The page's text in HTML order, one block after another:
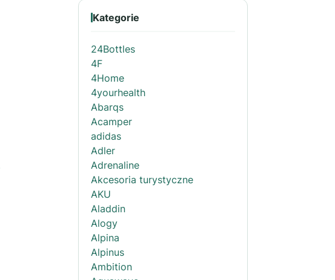
Kategorie
24Bottles
4F
4Home
4yourhealth
Abarqs
Acamper
adidas
Adler
Adrenaline
Akcesoria turystyczne
AKU
Aladdin
Alogy
Alpina
Alpinus
Ambition